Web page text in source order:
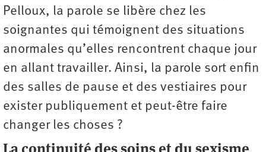
Pelloux, la parole se libère chez les
soignantes qui témoignent des situations
anormales qu’elles rencontrent chaque jour
en allant travailler. Ainsi, la parole sort enfin
des salles de pause et des vestiaires pour
exister publiquement et peut-être faire
changer les choses ?